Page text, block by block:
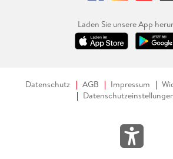
Laden Sie unsere App
Datenschutz AGB Impressum